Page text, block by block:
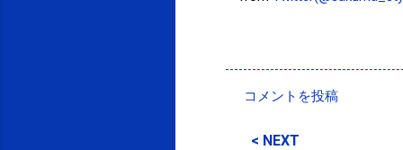
メ
コメントを投稿
< NEXT